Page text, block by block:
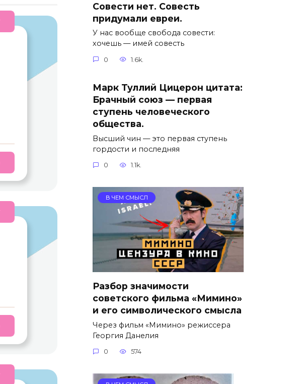
Совести нет. Совесть
придумали евреи.
У нас вообще свобода совести:
хочешь — имей совесть
0 1.6k.
Марк Туллий Цицерон цитата:
Брачный союз — первая
ступень человеческого
общества.
Высший чин — это первая ступень
гордости и последняя
0 1.1k.
В ЧЕМ СМЫСЛ
Разбор значимости
советского фильма «Мимино»
и его символического смысла
Через фильм «Мимино» режиссера
Георгия Данелия
0 574